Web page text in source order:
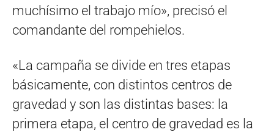
muchísimo el trabajo mío», precisó el
comandante del rompehielos.
«La campaña se divide en tres etapas
básicamente, con distintos centros de
gravedad y son las distintas bases: la
primera etapa, el centro de gravedad es la